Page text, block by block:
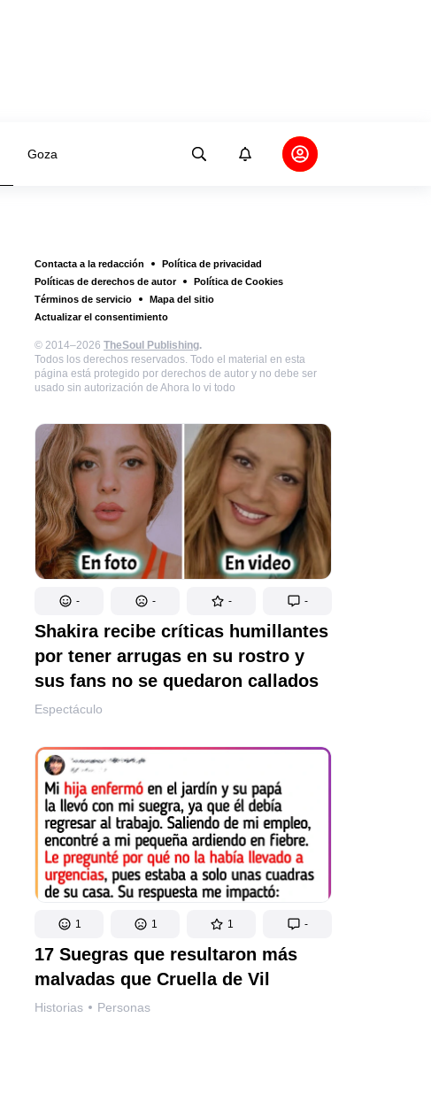
Goza
Contacta a la redacción
Política de privacidad
Políticas de derechos de autor
Política de Cookies
Términos de servicio
Mapa del sitio
Actualizar el consentimiento
© 2014–2026 TheSoul Publishing.
Todos los derechos reservados. Todo el material en esta
página está protegido por derechos de autor y no debe ser
usado sin autorización de Ahora lo vi todo
- - - -
Shakira recibe críticas humillantes
por tener arrugas en su rostro y
sus fans no se quedaron callados
Espectáculo
1 1 1 -
17 Suegras que resultaron más
malvadas que Cruella de Vil
Historias Personas